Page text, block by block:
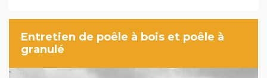
Entretien de poêle à bois et poêle à
granulé